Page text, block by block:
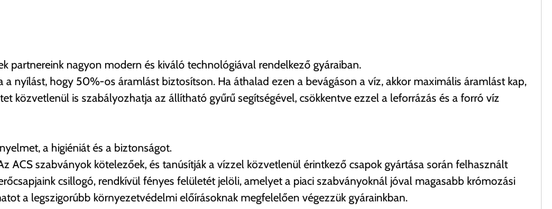
partnereink nagyon modern és kiváló technológiával rendelkező gyáraiban.
nyílást, hogy 50%-os áramlást biztosítson. Ha áthalad ezen a bevágáson a víz, akkor maximális áramlást kap,
közvetlenül is szabályozhatja az állítható gyűrű segítségével, csökkentve ezzel a leforrázás és a forró víz
a higiéniát és a biztonságot.
ACS szabványok kötelezőek, és tanúsítják a vízzel közvetlenül érintkező csapok gyártása során felhasznált
csillogó, rendkívül fényes felületét jelöli, amelyet a piaci szabványoknál jóval magasabb krómozási
a legszigorúbb környezetvédelmi előírásoknak megfelelően végezzük gyárainkban.